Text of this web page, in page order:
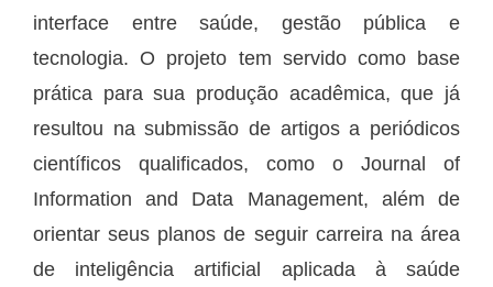
interface entre saúde, gestão pública e
tecnologia. O projeto tem servido como base
prática para sua produção acadêmica, que já
resultou na submissão de artigos a periódicos
científicos qualificados, como o Journal of
Information and Data Management, além de
orientar seus planos de seguir carreira na área
de inteligência artificial aplicada à saúde